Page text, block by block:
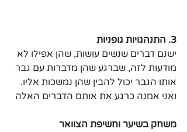
3. התנהגויות גופניות
ישנם דברים שנשים עושות, שהן אפילו לא
מודעות לזה, שברגע שהן מדברות עם גבר
אותו הגבר יכול להבין שהן נמשכות אליו.
ואני אמנה כרגע את אותם הדברים האלה
משחק בשיער וחשיפת הצוואר